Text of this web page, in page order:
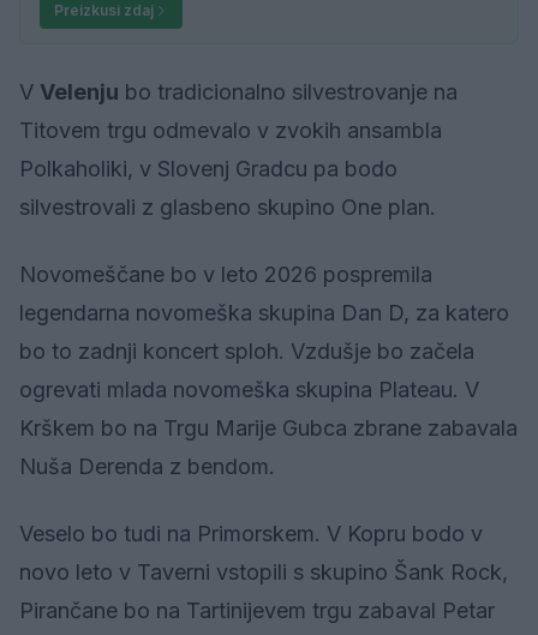
Preizkusi zdaj
V Velenju bo tradicionalno silvestrovanje na
Titovem trgu odmevalo v zvokih ansambla
Polkaholiki, v Slovenj Gradcu pa bodo
silvestrovali z glasbeno skupino One plan.
Novomeščane bo v leto 2026 pospremila
legendarna novomeška skupina Dan D, za katero
bo to zadnji koncert sploh. Vzdušje bo začela
ogrevati mlada novomeška skupina Plateau. V
Krškem bo na Trgu Marije Gubca zbrane zabavala
Nuša Derenda z bendom.
Veselo bo tudi na Primorskem. V Kopru bodo v
novo leto v Taverni vstopili s skupino Šank Rock,
Pirančane bo na Tartinijevem trgu zabaval Petar